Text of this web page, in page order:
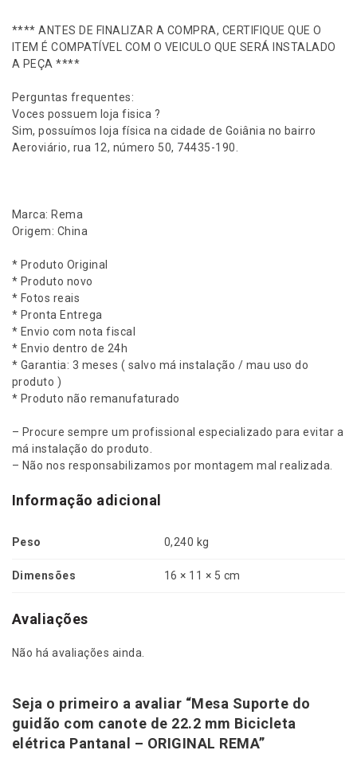
ã
o
c
m
c
a
n
d
e
2
.
2
m
m
B
i
c
i
l
e
t
e
t
i
a
a
n
a
l
**** ANTES DE FINALIZAR A COMPRA, CERTIFIQUE QUE O
ITEM É COMPATÍVEL COM O VEICULO QUE SERÁ INSTALADO
A PEÇA ****
Perguntas frequentes:
Voces possuem loja fisica ?
Sim, possuímos loja física na cidade de Goiânia no bairro
Aeroviário, rua 12, número 50, 74435-190.
Marca: Rema
Origem: China
* Produto Original
* Produto novo
* Fotos reais
* Pronta Entrega
* Envio com nota fiscal
* Envio dentro de 24h
* Garantia: 3 meses ( salvo má instalação / mau uso do
produto )
* Produto não remanufaturado
– Procure sempre um profissional especializado para evitar a
má instalação do produto.
– Não nos responsabilizamos por montagem mal realizada.
Informação adicional
Peso 0,240 kg
Dimensões 16 × 11 × 5 cm
Avaliações
Não há avaliações ainda.
Seja o primeiro a avaliar “Mesa Suporte do
guidão com canote de 22.2 mm Bicicleta
elétrica Pantanal – ORIGINAL REMA”